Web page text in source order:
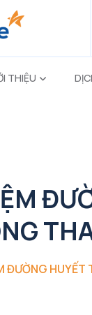
THIỆU
ĐƯỜNG HUYẾT